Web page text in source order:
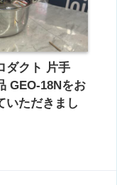
ダクト 片手
GEO-18Nをお
いただきまし